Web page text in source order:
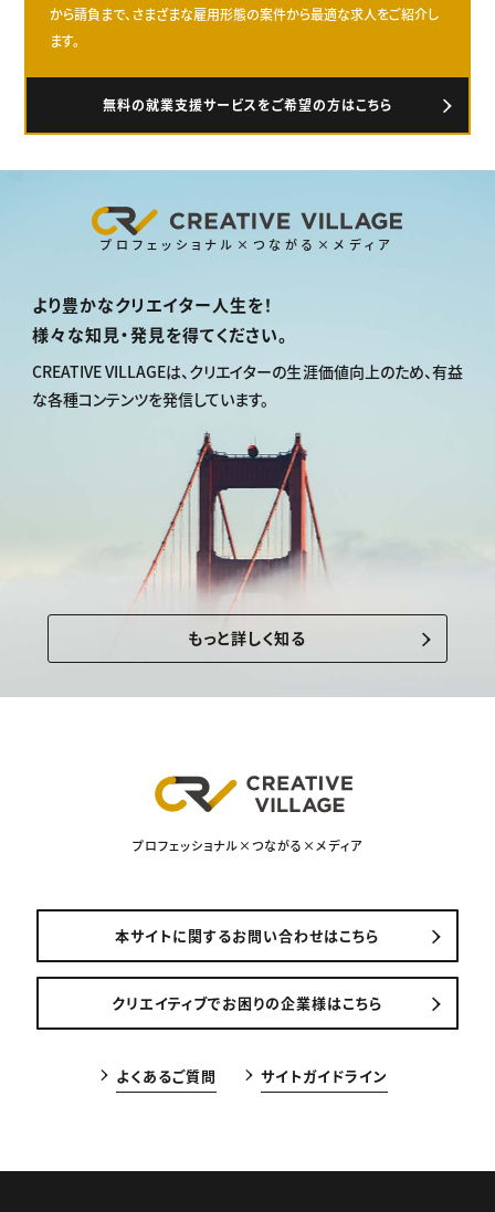
から請負まで、さまざまな雇用形態の案件から最適な求人をご紹介し
ます。
無料の就業支援サービスをご希望の方はこちら
プロフェッショナル×つながる×メディア
より豊かなクリエイター人生を！
様々な知見・発見を得てください。
CREATIVE VILLAGEは、 クリエイターの生涯価値向上のため、有益
な各種コンテンツを発信しています。
もっと詳しく知る
プロフェッショナル×つながる×メディア
本サイトに関するお問い合わせはこちら
クリエイティブでお困りの企業様はこちら
よくあるご質問 サイトガイドライン